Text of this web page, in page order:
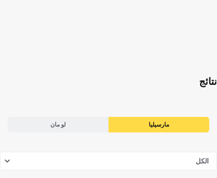
نتائج
مارسيليا لو مان
الكل